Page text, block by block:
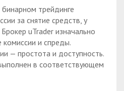
трейдинге
за снятие средств, у
uTrader изначально
и спреды.
— простота и доступность.
в соответствующем